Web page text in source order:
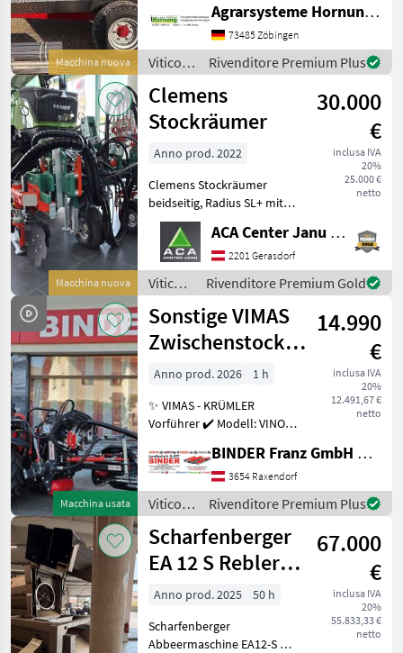
Macchina nuova
Tridem Zweiachser mit
Drehschemel Sagen Sie uns
was Sie möchten Größe /
Breifung / Zubehör, dann
be
Agrarsysteme Hornung GmbH & Co. KG
73485 Zöbingen
Viticoltura
/
Sonstige
Rivenditore Premium Plus
Macchina nuova
Clemens
Stockräumer
30.000
€
inclusa IVA
20%
25.000 €
netto
Anno prod. 2022
Clemens Stockräumer
beidseitig, Radius SL+ mit
Zinkenkreisel, SB 2
Geräteträger, Aushub
hydraulisch Links und
Rechts, Arbeitsbreite 2400 -
3400 mm, inkl. Ventilblock
ACA Center Janu GmbH
2201 Gerasdorf
Viticoltura
/
Clemens
Rivenditore Premium Gold
Macchina usata
Sonstige VIMAS
Zwischenstock-
KRÜMLER
14.990
€
inclusa IVA
20%
12.491,67 €
netto
Anno prod. 2026
1 h
✨ VIMAS - KRÜMLER
Vorführer ✔️ Modell: VINO -
serienmäßiger Ausführung
✔️ Heckanbau - einseitig ✔️
Hohe
Arbeitsgeschwindigkeit bis
zu 5, 5
BINDER Franz GmbH & CoKG
3654 Raxendorf
Viticoltura
/
Sonstige
Rivenditore Premium Plus
Scharfenberger
EA 12 S Rebler +
Rollensortierer
67.000
€
inclusa IVA
20%
55.833,33 €
netto
Anno prod. 2025
50 h
Scharfenberger
Abbeermaschine EA12-S mit